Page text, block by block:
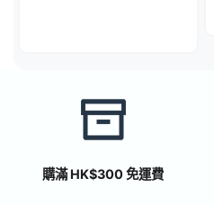
購滿 HK$300 免運費